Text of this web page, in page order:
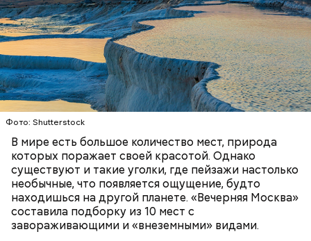
Фото: Shutterstock
В мире есть большое количество мест, природа
которых поражает своей красотой. Однако
существуют и такие уголки, где пейзажи настолько
необычные, что появляется ощущение, будто
находишься на другой планете. «Вечерняя Москва»
составила подборку из 10 мест с
завораживающими и «внеземными» видами.
самом деле они состоят из отложений известняка.
Горячие источники, насыщенные кальцием,
тысячелетиями создавали эти ступенчатые
бассейны. Сейчас это одна из самых известных
достопримечательностей в Турции.
ПРИРОДА ПЛАНЕТА ЗЕМЛЯ ТУРИЗМ